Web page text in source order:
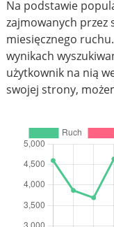
Na podstawie
zajmowanych przez
miesięcznego
wynikach
użytkownik na nią
swojej strony,